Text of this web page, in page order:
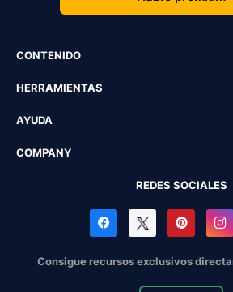
CONTENIDO
HERRAMIENTAS
AYUDA
COMPANY
REDES SOCIALES
Consigue recursos exclusivos